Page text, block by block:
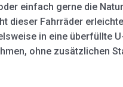
einfach gerne die
dieser Fahrräder
in eine überfüllte
ohne zusätzlichen